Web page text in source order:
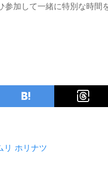
加して一緒に特別な時間
リ ホリナツ